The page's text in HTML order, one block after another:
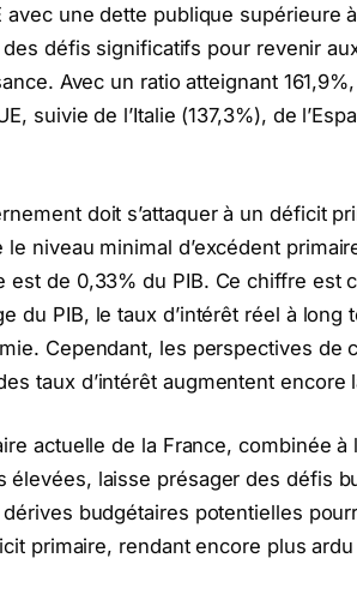
avec une dette publique supérieure
défis significatifs pour revenir
Avec un ratio atteignant
suivie de l’Italie (137,3%), de
doit s’attaquer à un déficit
le niveau minimal d’excédent
est de 0,33% du PIB. Ce chiffre est
du PIB, le taux d’intérêt réel à long
Cependant, les perspectives de
taux d’intérêt augmentent
actuelle de la France, combinée à
élevées, laisse présager des défis
budgétaires potentielles
primaire, rendant encore plus ardu